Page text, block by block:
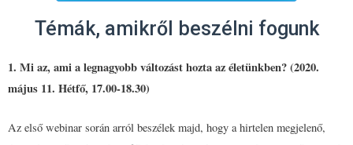
Témák, amikről beszélni fogunk
1. Mi az, ami a legnagyobb változást hozta az életünkben? (2020.
május 11. Hétfő, 17.00-18.30)
Az első webinar során arról beszélek majd, hogy a hirtelen megjelenő,